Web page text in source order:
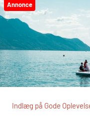
Annonce
Indlæg på Gode